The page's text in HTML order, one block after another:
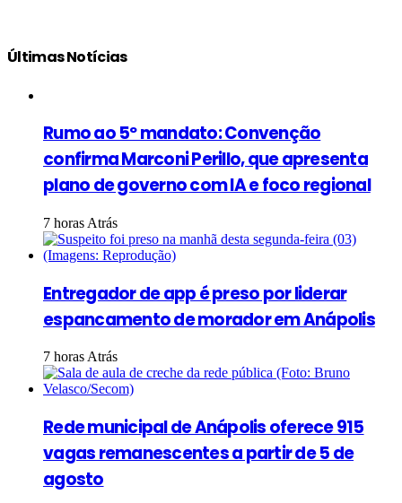
Últimas Notícias
Rumo ao 5º mandato: Convenção
confirma Marconi Perillo, que apresenta
plano de governo com IA e foco regional
7 horas Atrás
Entregador de app é preso por liderar
espancamento de morador em Anápolis
7 horas Atrás
Rede municipal de Anápolis oferece 915
vagas remanescentes a partir de 5 de
agosto